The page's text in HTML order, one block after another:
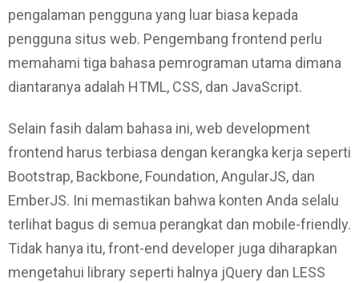
pengalaman pengguna yang luar biasa kepada
pengguna situs web. Pengembang frontend perlu
memahami tiga bahasa pemrograman utama dimana
diantaranya adalah HTML, CSS, dan JavaScript.
Selain fasih dalam bahasa ini, web development
frontend harus terbiasa dengan kerangka kerja seperti
Bootstrap, Backbone, Foundation, AngularJS, dan
EmberJS. Ini memastikan bahwa konten Anda selalu
terlihat bagus di semua perangkat dan mobile-friendly.
Tidak hanya itu, front-end developer juga diharapkan
mengetahui library seperti halnya jQuery dan LESS